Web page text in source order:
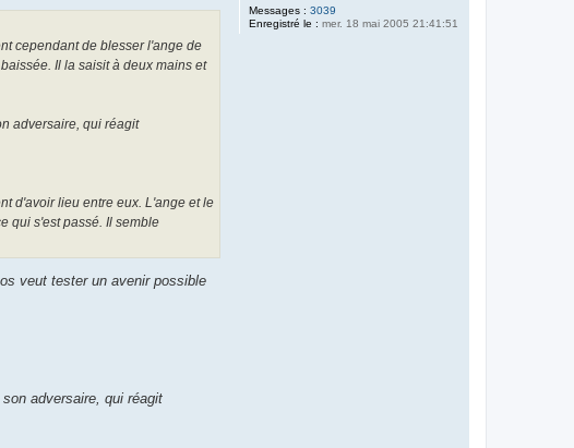
Messages : 3039
Enregistré le : mer. 18 mai 2005 21:41:51
cependant de blesser l'ange de
Il la saisit à deux mains et
adversaire, qui réagit
d'avoir lieu entre eux. L'ange et le
qui s'est passé. Il semble
veut tester un avenir possible
adversaire, qui réagit